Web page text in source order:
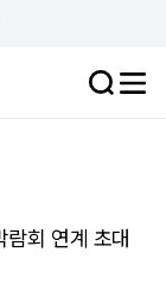
회 연계 초대